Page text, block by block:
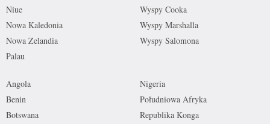
Niue
Nowa Kaledonia
Nowa Zelandia
Palau
Wyspy Cooka
Wyspy Marshalla
Wyspy Salomona
Angola
Benin
Botswana
Nigeria
Południowa Afryka
Republika Konga